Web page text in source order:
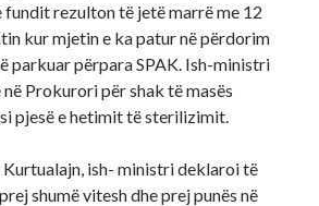
fundit rezulton të jetë marrë me 12
kur mjetin e ka patur në përdorim
parkuar përpara SPAK. Ish-ministri
Prokurori për shak të masës
pjesë e hetimit të sterilizimit.
ish- ministri deklaroi të
shumë vitesh dhe prej punës në